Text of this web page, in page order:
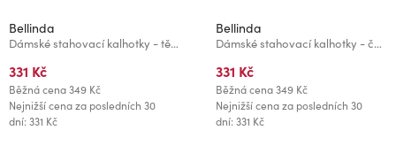
Bellinda
Dámské stahovací kalhotky - tělová
331 Kč
Běžná cena349 Kč
Nejnižší cena za posledních 30
dní: 331 Kč
Bellinda
Dámské stahovací kalhotky - černá
331 Kč
Běžná cena349 Kč
Nejnižší cena za posledních 30
dní: 331 Kč